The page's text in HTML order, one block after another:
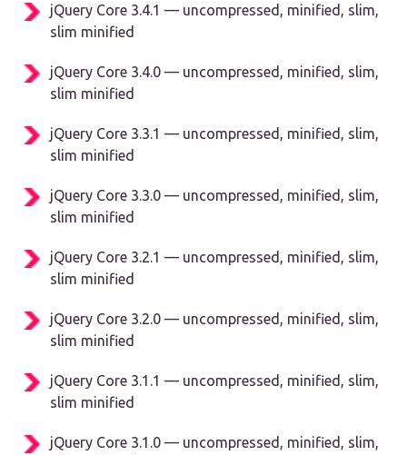
jQuery Core 3.4.1 — uncompressed, minified, slim,
slim minified
jQuery Core 3.4.0 — uncompressed, minified, slim,
slim minified
jQuery Core 3.3.1 — uncompressed, minified, slim,
slim minified
jQuery Core 3.3.0 — uncompressed, minified, slim,
slim minified
jQuery Core 3.2.1 — uncompressed, minified, slim,
slim minified
jQuery Core 3.2.0 — uncompressed, minified, slim,
slim minified
jQuery Core 3.1.1 — uncompressed, minified, slim,
slim minified
jQuery Core 3.1.0 — uncompressed, minified, slim,